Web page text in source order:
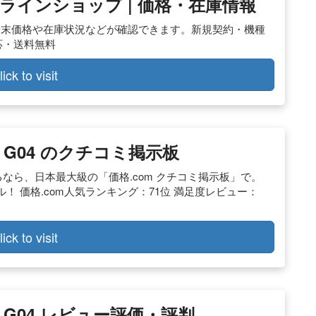
価格や在庫状況などが確認できます。新規契約・機種
送料無料
to visit
のクチコミ掲示板
ら、日本最大級の「価格.com クチコミ掲示板」で。
価格.com人気ランキング：71位 満足度レビュー：
to visit